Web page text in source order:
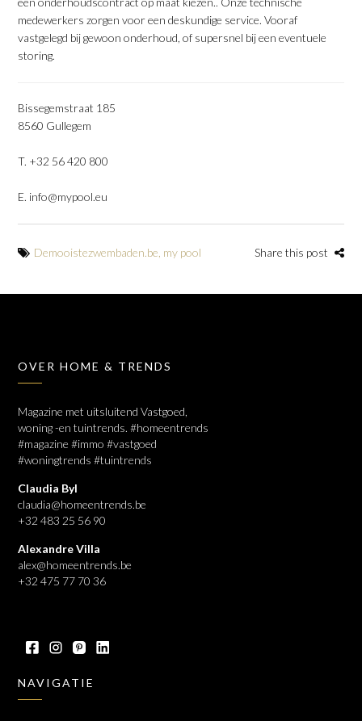
medewerkers zorgen voor een deskundige service. Vooraf
vastgelegd bij gewoon onderhoud, of supersnel bij een eventuele
storing.
Bissegemstraat 185
8560 Gullegem
T. +32 56 420 800
E. info@mypool.eu
Demooistezwembaden.be my pool Share this post
OVER HOME & TRENDS
Magazine met uitsluitend Vastgoed,
woning -en tuintrends. #homeentrends
#magazine #immo #vastgoed
#woningtrends #tuintrends
Claudia Byl
claudia@homeentrends.be
+32 483 25 56 90
Alexandre Villa
alex@homeentrends.be
+32 475 77 70 36
NAVIGATIE